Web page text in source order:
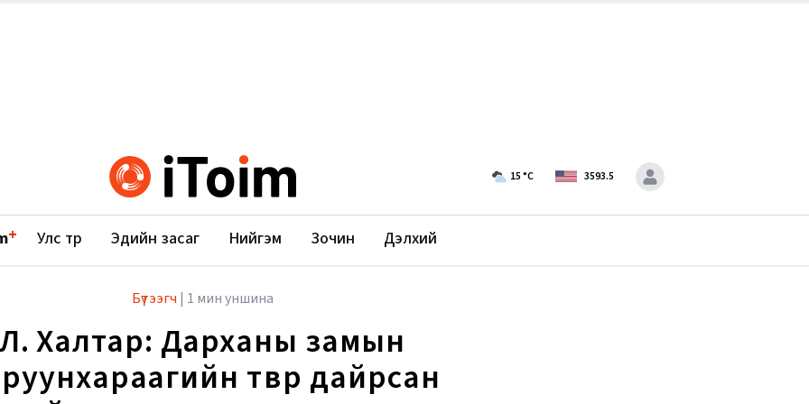
15°C 3593.5
+ Улс төр Эдийн засаг Нийгэм Зочин Дэлхий
Бүтээгч | 1 мин уншина
Л. Халтар: Дарханы замын
төвөөр дайрсан